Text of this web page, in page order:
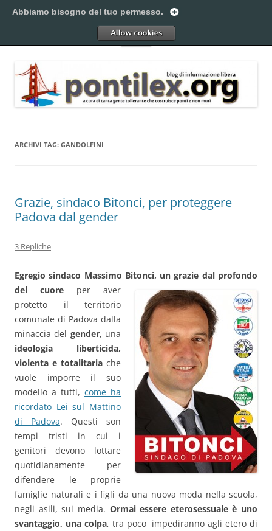
al
Pontilex
Menu
ARCHIVI TAG: GANDOLFINI
Grazie, sindaco Bitonci, per proteggere
Padova dal gender
3 Repliche
Egregio sindaco Massimo Bitonci, un grazie dal profondo
del cuore per aver
protetto il territorio
comunale di Padova dalla
minaccia del gender, una
ideologia liberticida,
violenta e totalitaria che
vuole imporre il suo
modello a tutti, come ha
ricordato Lei sul Mattino
di Padova. Questi son
tempi tristi in cui i
genitori devono lottare
quotidianamente per
difendere le proprie
famiglie naturali e i figli da una nuova moda nella scuola,
negli asili, sui media. Ormai essere eterosessuale è uno
svantaggio, una colpa, tra poco impediranno agli etero di
Abbiamo bisogno del tuo permesso.